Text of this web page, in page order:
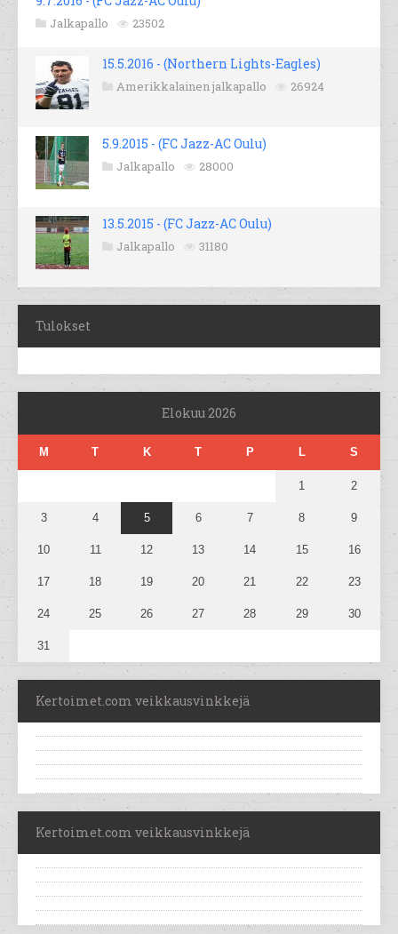
Jalkapallo 23502
15.5.2016 - (Northern Lights-Eagles)
Amerikkalainen jalkapallo 26924
5.9.2015 - (FC Jazz-AC Oulu)
Jalkapallo 28000
13.5.2015 - (FC Jazz-AC Oulu)
Jalkapallo 31180
Tulokset
Elokuu 2026
M T K T P L S
1 2
3 4 5 6 7 8 9
10 11 12 13 14 15 16
17 18 19 20 21 22 23
24 25 26 27 28 29 30
31
Kertoimet.com veikkausvinkkejä
Kertoimet.com veikkausvinkkejä